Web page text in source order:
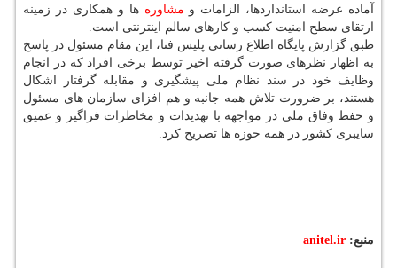
آماده عرضه استانداردها، الزامات و مشاوره ها و همکاری در زمینه
ارتقای سطح امنیت کسب و کارهای سالم اینترنتی است.
طبق گزارش پایگاه اطلاع رسانی پلیس فتا، این مقام مسئول در پاسخ
به اظهار نظرهای صورت گرفته اخیر توسط برخی افراد که در انجام
وظایف خود در سند نظام ملی پیشگیری و مقابله گرفتار اشکال
هستند، بر ضرورت تلاش همه جانبه و هم افزای سازمان های مسئول
و حفظ وفاق ملی در مواجهه با تهدیدات و مخاطرات فراگیر و عمیق
سایبری کشور در همه حوزه ها تصریح کرد.
منبع: anitel.ir